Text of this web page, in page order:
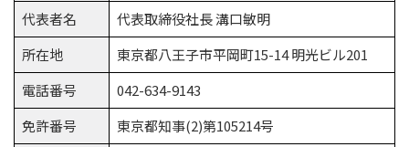
代表者名
代表取締役社長 溝口敏明
所在地
東京都八王子市平岡町15-14 明光ビル201
電話番号
042-634-9143
免許番号
東京都知事(2)第105214号